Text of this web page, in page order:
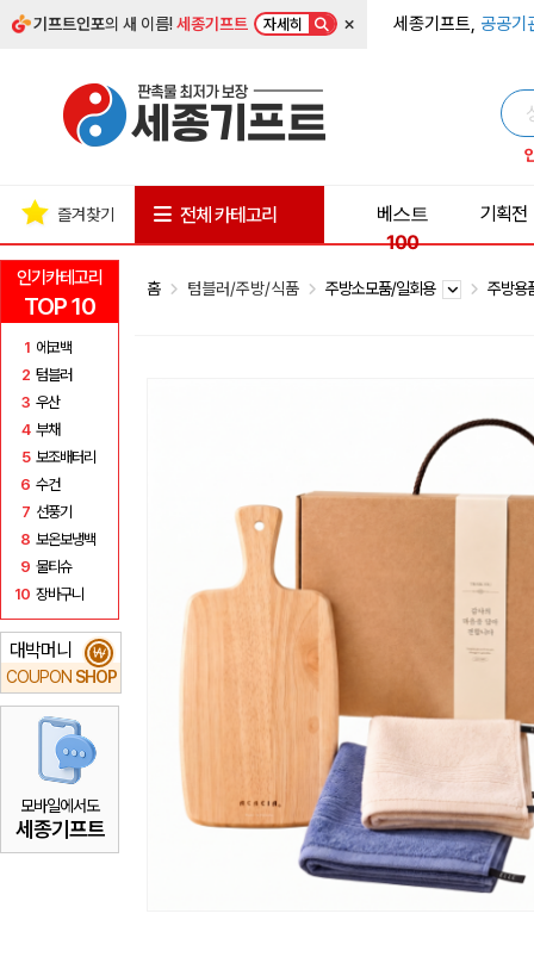
기프트인포의 새 이름!세종기프트 자세히 × 세종기프트, 공공기
인기카테고리
TOP 10
1 에코백
2 텀블러
3 우산
4 부채
5 보조배터리
6 수건
7 선풍기
8 보온보냉백
9 물티슈
10 장바구니
대박머니
COUPON SHOP
₩
모바일에서도
세종기프트
즐겨찾기 전체 카테고리
베스트
100
기획전
홈 텀블러/주방/식품 주방소모품/일회용 주방